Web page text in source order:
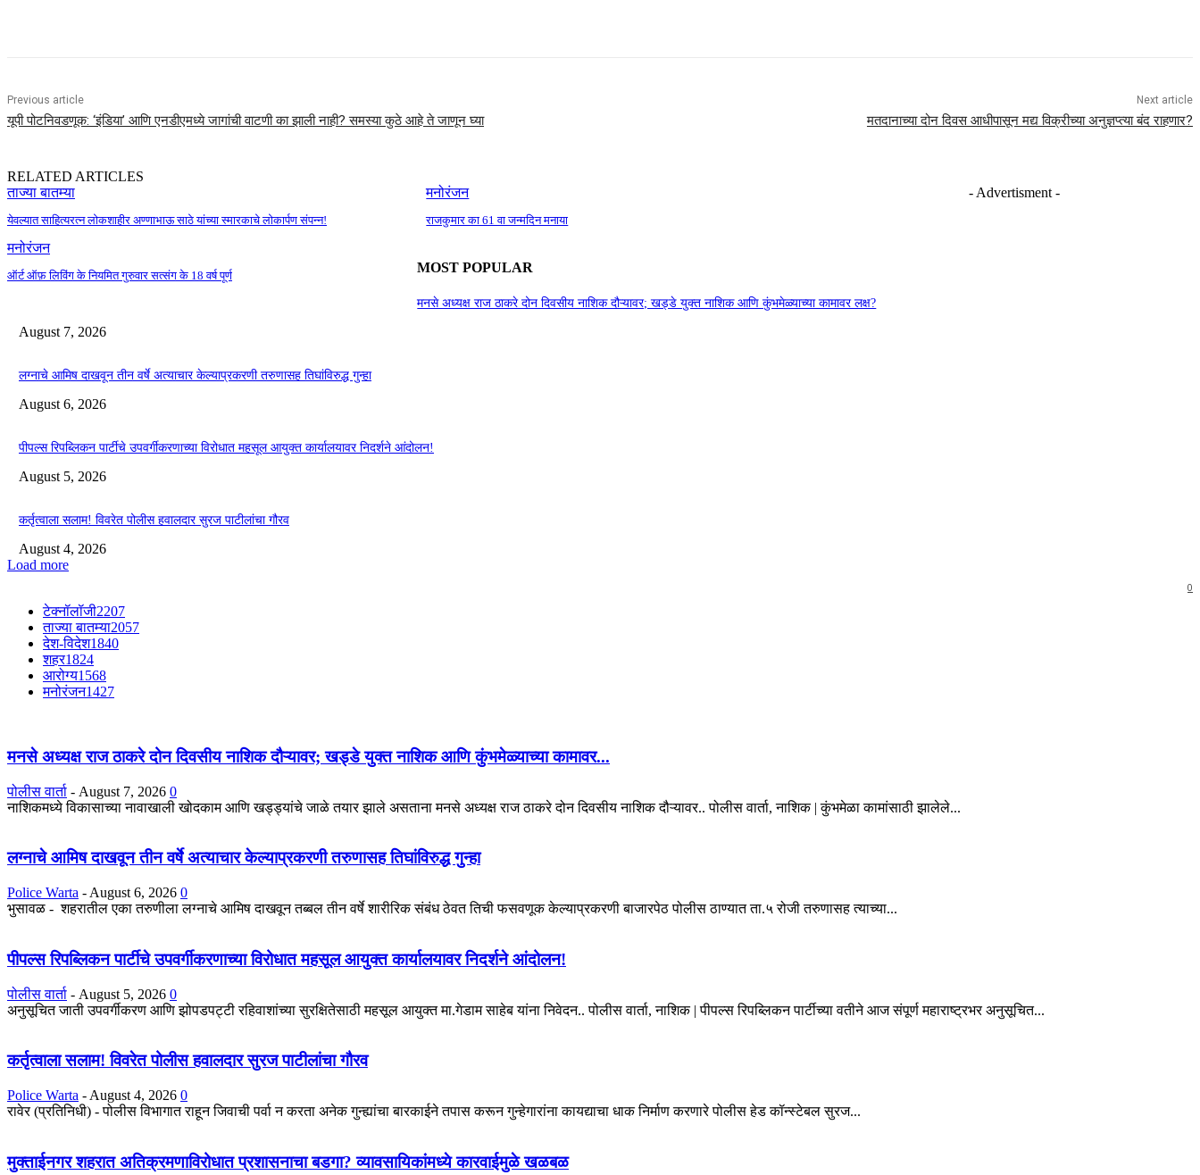
Previous article
यूपी पोटनिवडणूक: ‘इंडिया’ आणि एनडीएमध्ये जागांची वाटणी का झाली नाही? समस्या कुठे आहे ते जाणून घ्या
Next article
मतदानाच्या दोन दिवस आधीपासून मद्य विक्रीच्या अनुज्ञप्त्या बंद राहणार?
RELATED ARTICLES
ताज्या बातम्या
येवल्यात साहित्यरत्न लोकशाहीर अण्णाभाऊ साठे यांच्या स्मारकाचे लोकार्पण संपन्न!
मनोरंजन
राजकुमार का 61 वा जन्मदिन मनाया
मनोरंजन
ऑर्ट ऑफ़ लिविंग के नियमित गुरुवार सत्संग के 18 वर्ष पूर्ण
- Advertisment -
MOST POPULAR
मनसे अध्यक्ष राज ठाकरे दोन दिवसीय नाशिक दौऱ्यावर; खड्डे युक्त नाशिक आणि कुंभमेळ्याच्या कामावर लक्ष?
August 7, 2026
लग्नाचे आमिष दाखवून तीन वर्षे अत्याचार केल्याप्रकरणी तरुणासह तिघांविरुद्ध गुन्हा
August 6, 2026
पीपल्स रिपब्लिकन पार्टीचे उपवर्गीकरणाच्या विरोधात महसूल आयुक्त कार्यालयावर निदर्शने आंदोलन!
August 5, 2026
कर्तृत्वाला सलाम! विवरेत पोलीस हवालदार सुरज पाटीलांचा गौरव
August 4, 2026
Load more
0
टेक्नॉलॉजी2207
ताज्या बातम्या2057
देश-विदेश1840
शहर1824
आरोग्य1568
मनोरंजन1427
मनसे अध्यक्ष राज ठाकरे दोन दिवसीय नाशिक दौऱ्यावर; खड्डे युक्त नाशिक आणि कुंभमेळ्याच्या कामावर...
पोलीस वार्ता - August 7, 2026 0
नाशिकमध्ये विकासाच्या नावाखाली खोदकाम आणि खड्ड्यांचे जाळे तयार झाले असताना मनसे अध्यक्ष राज ठाकरे दोन दिवसीय नाशिक दौऱ्यावर.. पोलीस वार्ता, नाशिक | कुंभमेळा कामांसाठी झालेले...
लग्नाचे आमिष दाखवून तीन वर्षे अत्याचार केल्याप्रकरणी तरुणासह तिघांविरुद्ध गुन्हा
Police Warta - August 6, 2026 0
भुसावळ - शहरातील एका तरुणीला लग्नाचे आमिष दाखवून तब्बल तीन वर्षे शारीरिक संबंध ठेवत तिची फसवणूक केल्याप्रकरणी बाजारपेठ पोलीस ठाण्यात ता.५ रोजी तरुणासह त्याच्या...
पीपल्स रिपब्लिकन पार्टीचे उपवर्गीकरणाच्या विरोधात महसूल आयुक्त कार्यालयावर निदर्शने आंदोलन!
पोलीस वार्ता - August 5, 2026 0
अनुसूचित जाती उपवर्गीकरण आणि झोपडपट्टी रहिवाशांच्या सुरक्षितेसाठी महसूल आयुक्त मा.गेडाम साहेब यांना निवेदन.. पोलीस वार्ता, नाशिक | पीपल्स रिपब्लिकन पार्टीच्या वतीने आज संपूर्ण महाराष्ट्रभर अनुसूचित...
कर्तृत्वाला सलाम! विवरेत पोलीस हवालदार सुरज पाटीलांचा गौरव
Police Warta - August 4, 2026 0
रावेर (प्रतिनिधी) - पोलीस विभागात राहून जिवाची पर्वा न करता अनेक गुन्ह्यांचा बारकाईने तपास करून गुन्हेगारांना कायद्याचा धाक निर्माण करणारे पोलीस हेड कॉन्स्टेबल सुरज...
मुक्ताईनगर शहरात अतिक्रमणाविरोधात प्रशासनाचा बडगा? व्यावसायिकांमध्ये कारवाईमुळे खळबळ